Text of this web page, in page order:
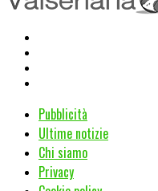
Pubblicità
Ultime notizie
Chi siamo
Privacy